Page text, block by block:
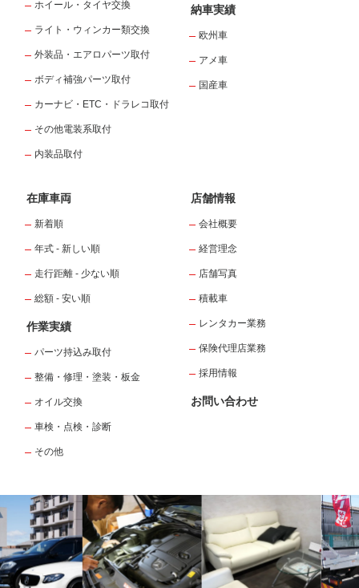
ホイール・タイヤ交換
ライト・ウィンカー類交換
外装品・エアロパーツ取付
ボディ補強パーツ取付
カーナビ・ETC・ドラレコ取付
その他電装系取付
内装品取付
納車実績
欧州車
アメ車
国産車
在庫車両
新着順
年式 - 新しい順
走行距離 - 少ない順
総額 - 安い順
作業実績
パーツ持込み取付
整備・修理・塗装・板金
オイル交換
車検・点検・診断
その他
店舗情報
会社概要
経営理念
店舗写真
積載車
レンタカー業務
保険代理店業務
採用情報
お問い合わせ